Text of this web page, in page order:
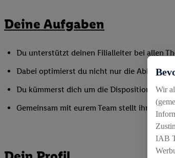
Deine Aufgaben
Du unterstützt deinen Filialleiter bei allen
Dabei optimierst du nicht nur die Abläufe
Du kümmerst dich um die Disposition und
Gemeinsam mit eurem Team stellt ihr die
Wir
IAB